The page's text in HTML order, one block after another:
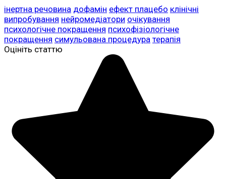
інертна речовина дофамін ефект плацебо клінічні
випробування нейромедіатори очікування
психологічне покращення психофізіологічне
покращення симульована процедура терапія
Оцініть статтю